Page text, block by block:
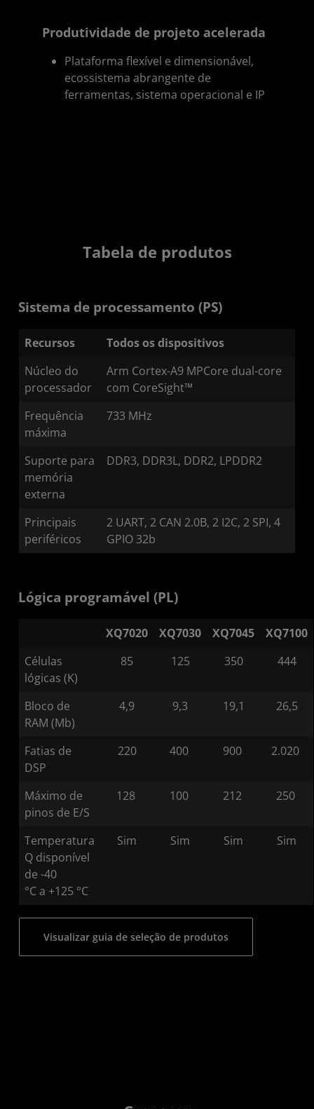
Produtividade de projeto acelerada
Plataforma flexível e dimensionável,
ecossistema abrangente de
ferramentas, sistema operacional e IP
Tabela de produtos
Sistema de processamento (PS)
Recursos
Todos os dispositivos
Núcleo do
processador
Arm Cortex-A9 MPCore dual-core
com CoreSight™
Frequência
máxima
733 MHz
Suporte para
memória
externa
DDR3, DDR3L, DDR2, LPDDR2
Principais
periféricos
2 UART, 2 CAN 2.0B, 2 I2C, 2 SPI, 4
GPIO 32b
Lógica programável (PL)
XQ7020 XQ7030 XQ7045
XQ7100
Células
lógicas (K)
85 125 350 444
Bloco de
RAM (Mb)
4,9 9,3 19,1 26,5
Fatias de
DSP
220 400 900 2.020
Máximo de
pinos de E/S
128 100 212 250
Temperatura
Q disponível
de -40
°C a +125 °C
Sim Sim Sim Sim
Visualizar guia de seleção de produtos